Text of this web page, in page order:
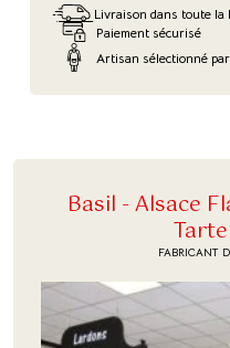
Livraison dans toute la
Paiement sécurisé
Artisan sélectionné
Basil - Alsace
FABRICANT